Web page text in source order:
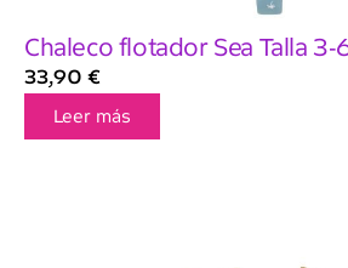
Chaleco flotador Sea Talla 3-
33,90 €
Leer más